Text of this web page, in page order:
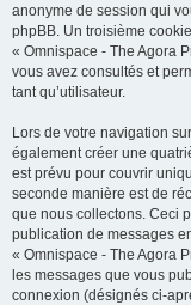
anonyme de session qui
phpBB. Un troisième
« Omnispace - The Agora
vous avez consultés et
tant qu’utilisateur.
Lors de votre navigation
également créer une
est prévu pour couvrir
seconde manière est de
que nous collectons. Ceci
publication de messages
« Omnispace - The Agora
les messages que vous
connexion (désignés ci-